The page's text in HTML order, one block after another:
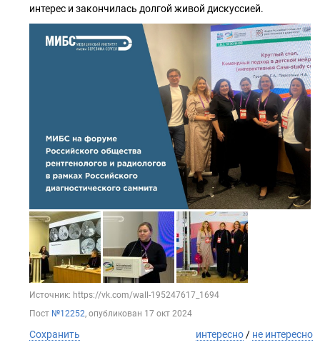
интерес и закончилась долгой живой дискуссией.
Источник: https://vk.com/wall-195247617_1694
Пост №12252, опубликован 17 окт 2024
Сохранить интересно / не интересно